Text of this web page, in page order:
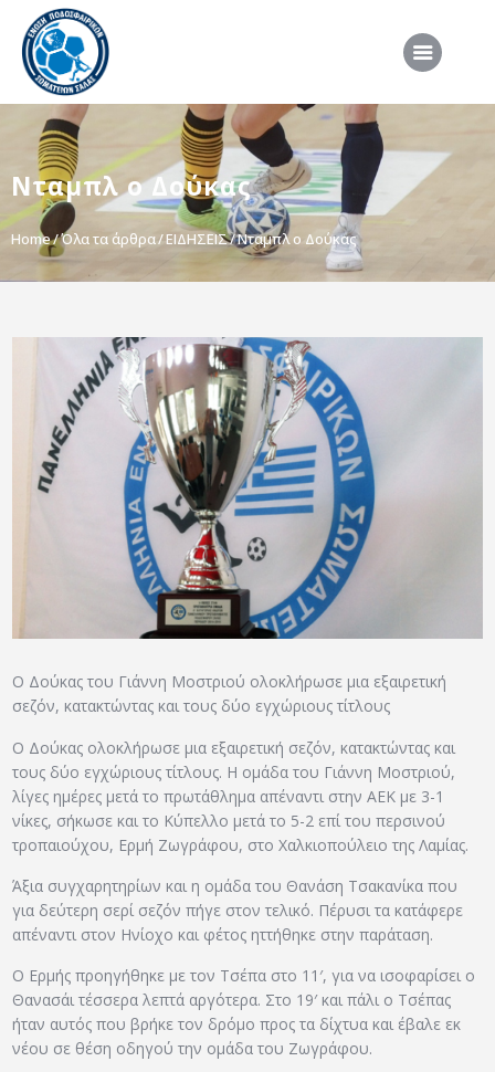
Νταμπλ ο Δούκας
Home Όλα τα άρθρα ΕΙΔΗΣΕΙΣ Νταμπλ ο Δούκας
ΑΡΧΙΚΗ
ΕΠΣΣ
ΔΙΟΡΓΑΝΩΣΕΙΣ
ΠΡΟΕΘΝΙΚΕΣ ΟΜΑΔΕΣ
ΝΕΑ
ΣΥΝΕΝΤΕΥΞΕΙΣ
VIDEO
ΧΡΗΣΙΜΑ
ΑΡΧΕΙΟ
ΕΠΙΚΟΙΝΩΝΙΑ
Ο Δούκας του Γιάννη Μοστριού ολοκλήρωσε μια εξαιρετική
σεζόν, κατακτώντας και τους δύο εγχώριους τίτλους
Ο Δούκας ολοκλήρωσε μια εξαιρετική σεζόν, κατακτώντας και
τους δύο εγχώριους τίτλους. Η ομάδα του Γιάννη Μοστριού,
λίγες ημέρες μετά το πρωτάθλημα απέναντι στην ΑΕΚ με 3-1
νίκες, σήκωσε και το Κύπελλο μετά το 5-2 επί του περσινού
τροπαιούχου, Ερμή Ζωγράφου, στο Χαλκιοπούλειο της Λαμίας.
Άξια συγχαρητηρίων και η ομάδα του Θανάση Τσακανίκα που
για δεύτερη σερί σεζόν πήγε στον τελικό. Πέρυσι τα κατάφερε
απέναντι στον Ηνίοχο και φέτος ηττήθηκε στην παράταση.
Ο Ερμής προηγήθηκε με τον Τσέπα στο 11′, για να ισοφαρίσει ο
Θανασάι τέσσερα λεπτά αργότερα. Στο 19′ και πάλι ο Τσέπας
ήταν αυτός που βρήκε τον δρόμο προς τα δίχτυα και έβαλε εκ
νέου σε θέση οδηγού την ομάδα του Ζωγράφου.